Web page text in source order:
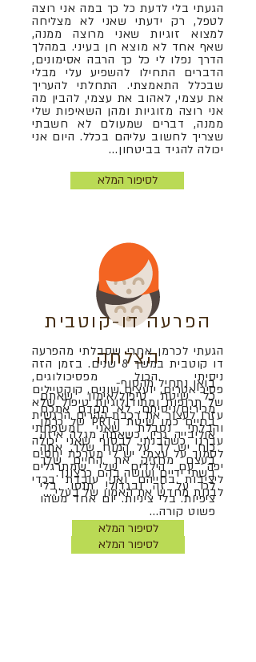
הגעתי בלי לדעת כל כך במה אני רוצה
לטפל, רק ידעתי שאני לא מצליחה
למצוא זוגיות שאני מרוצה ממנה,
שאף אחד לא מוצא חן בעיני. במהלך
הדרך נפלו לי כל כך הרבה אסימונים,
הדברים התחילו להשפיע עלי מבלי
שבכלל התאמצתי. התחלתי להעריך
את עצמי, לאהוב את עצמי, להבין מה
אני רוצה מזוגיות ומהן השאיפות שלי
ממנה, דברים שמעולם לא חשבתי
שצריך לחשוב עליהם בכלל. היום אני
יכולה להגיד בביטחון...
לסיפור המלא
הצלחה
בואו נתחיל מהסוף-
כל שיטת טיפול/אימון שאתם
מכירים/ניסיתם, לא תקדם אתכם
בחיים כמו שיטת הPRT של כרמן
אוליבייה גרין. כשאתה מגלה איזה
כוח יש לך על המוח שלך, אתה
בעצם מחזיק את החיים שלך
בשתי ידיים ועושה בהם כרצונך.
לכו על זה ובגדול! תנסו. בלי
ציפיות. בלי ציניות. יום אחד משהו
פשוט קורה...
לסיפור המלא
הפרעה דו-קוטבית
הגעתי לכרמן אחרי שסבלתי מהפרעה
דו קוטבית במשך 8 שנים. בזמן הזה
ניסיתי הכול מפסיכולוגים,
פסיכיאטרים, יועצים שונים, קוקטיילים
של תרופות ומתודולוגיות טיפול שלא
עזרו לעצור את רכבת ההרים הרגשית
והבלתי נסבלת שאני ומשפחתי
עברנו כשהבנתי לבסוף שאני יכולה
לסמוך על עצמי. יש לי מערכת יחסים
יפה עם הילדים שלי שמתרגלים
ליציבות בחייהם ואני עובדת בכדי
לבנות מחדש את האמון של בעלי....
לסיפור המלא